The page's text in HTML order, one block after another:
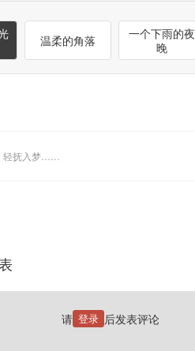
温柔的角落
一个下雨的夜
晚
轻抚入梦……
请 登录 后发表评论